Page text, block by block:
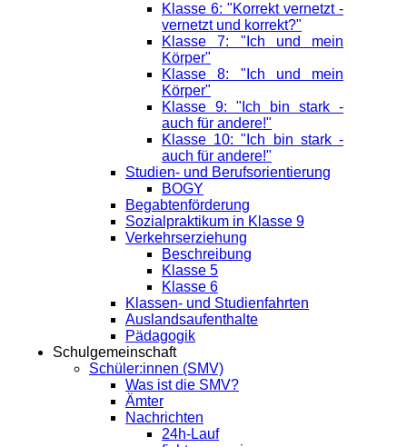
Klasse 6: "Korrekt vernetzt -
vernetzt und korrekt?"
Klasse 7: "Ich und mein
Körper"
Klasse 8: "Ich und mein
Körper"
Klasse 9: "Ich bin stark -
auch für andere!"
Klasse 10: "Ich bin stark -
auch für andere!"
Studien- und Berufsorientierung
BOGY
Begabtenförderung
Sozialpraktikum in Klasse 9
Verkehrserziehung
Beschreibung
Klasse 5
Klasse 6
Klassen- und Studienfahrten
Auslandsaufenthalte
Pädagogik
Schulgemeinschaft
Schüler:innen (SMV)
Was ist die SMV?
Ämter
Nachrichten
24h-Lauf